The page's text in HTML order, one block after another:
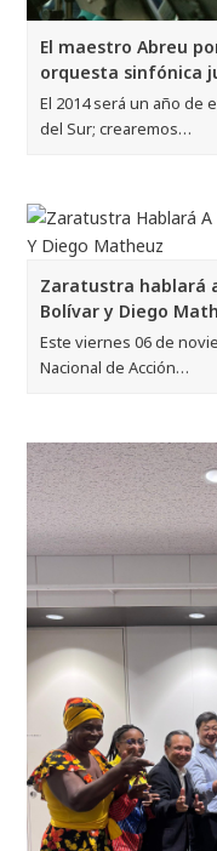
El maestro Abreu
orquesta sinfónica
El 2014 será un año de
del Sur; crearemos…
Zaratustra hablará
Bolívar y Diego
Este viernes 06 de
Nacional de Acción…